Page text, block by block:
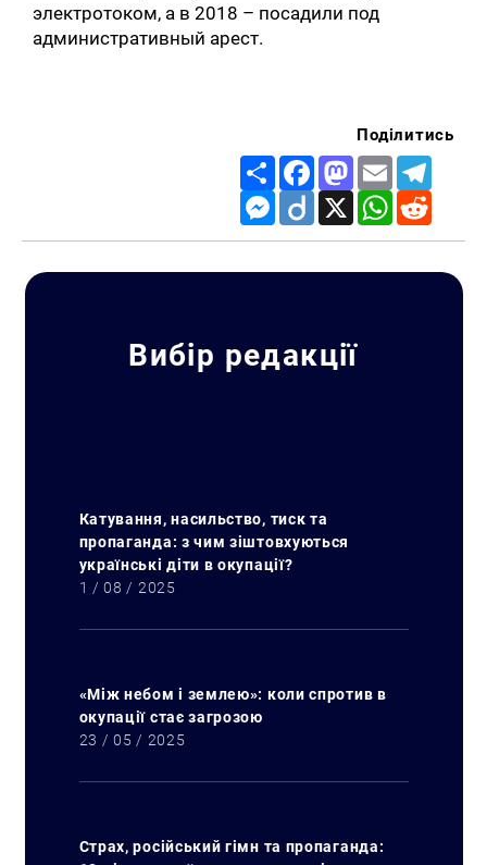
электротоком, а в 2018 – посадили под
административный арест.
Поділитись
Share FacebookMastodon
Email
Messenger
Diigo X WhatsApp
Вибір редакції
Катування, насильство, тиск та
пропаганда: з чим зіштовхуються
українські діти в окупації?
1 / 08 / 2025
«Між небом і землею»: коли спротив в
окупації стає загрозою
23 / 05 / 2025
Страх, російський гімн та пропаганда: